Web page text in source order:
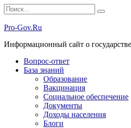
Перейти
к
содержанию
Search
for:
Pro-Gov.Ru
Информационный сайт о
Вопрос-ответ
База знаний
Образование
Вакцинация
Социальное обеспечение
Документы
Доходы населения
Блоги